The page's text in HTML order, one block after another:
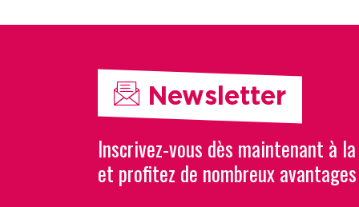
Newsletter
Inscrivez-vous dès maintenant à
et profitez de nombreux avantages